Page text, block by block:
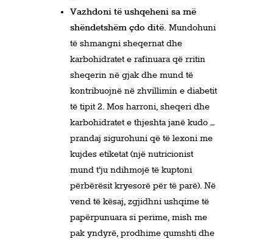
Vazhdoni të ushqeheni sa më
shëndetshëm çdo ditë. Mundohuni
të shmangni sheqernat dhe
karbohidratet e rafinuara që rritin
sheqerin në gjak dhe mund të
kontribuojnë në zhvillimin e diabetit
të tipit 2. Mos harroni, sheqeri dhe
karbohidratet e thjeshta janë kudo –
prandaj sigurohuni që të lexoni me
kujdes etiketat (një nutricionist
mund t’ju ndihmojë të kuptoni
përbërësit kryesorë për të parë). Në
vend të kësaj, zgjidhni ushqime të
papërpunuara si perime, mish me
pak yndyrë, prodhime qumshti dhe